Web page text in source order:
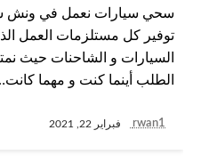
سحي سيارات نعمل في ونش
توفير كل مستلزمات العمل
السيارات و الشاحنات حيث
الطلب أينما كنت و مهما
rwan1 فبراير 22, 2021